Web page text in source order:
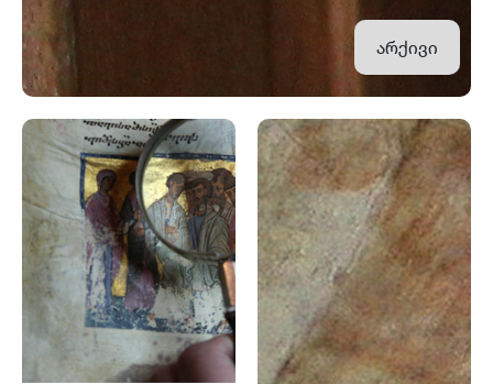
არქივი